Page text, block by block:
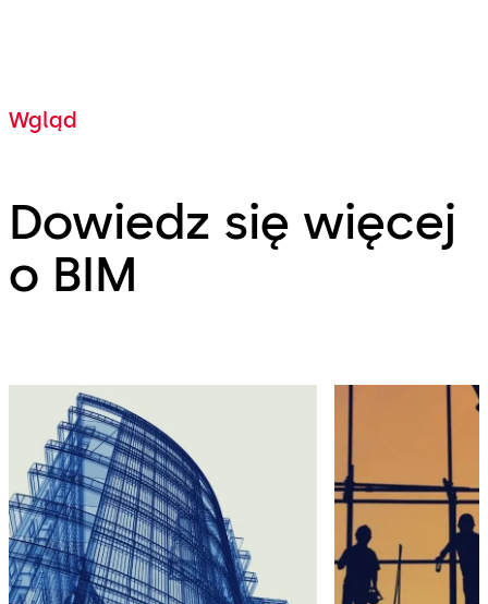
Wgląd
Dowiedz się więcej
o BIM